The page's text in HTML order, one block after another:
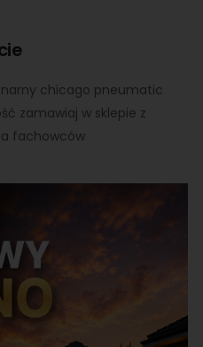
chicago pneumatic
zamawiaj w sklepie z
fachowców